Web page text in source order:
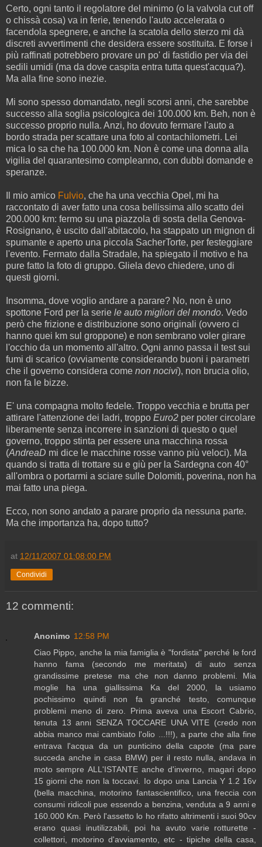
Certo, ogni tanto il regolatore del minimo (o la valvola cut off
o chissà cosa) va in ferie, tenendo l'auto accelerata o
facendola spegnere, e anche la scatola dello sterzo mi dà
discreti avvertimenti che desidera essere sostituita. E forse i
più raffinati potrebbero provare un po' di fastidio per via dei
sedili umidi (ma da dove caspita entra tutta quest'acqua?).
Ma alla fine sono inezie.
Mi sono spesso domandato, negli scorsi anni, che sarebbe
successo alla soglia psicologica dei 100.000 km. Beh, non è
successo proprio nulla. Anzi, ho dovuto fermare l'auto a
bordo strada per scattare una foto al contachilometri. Lei
mica lo sa che ha 100.000 km. Non è come una donna alla
vigilia del quarantesimo compleanno, con dubbi domande e
speranze.
Il mio amico Fulvio, che ha una vecchia Opel, mi ha
raccontato di aver fatto una cosa bellissima allo scatto dei
200.000 km: fermo su una piazzola di sosta della Genova-
Rosignano, è uscito dall'abitacolo, ha stappato un mignon di
spumante e aperto una piccola SacherTorte, per festeggiare
l'evento. Fermato dalla Stradale, ha spiegato il motivo e ha
pure fatto la foto di gruppo. Gliela devo chiedere, uno di
questi giorni.
Insomma, dove voglio andare a parare? No, non è uno
spottone Ford per la serie le auto migliori del mondo. Vedo
però che frizione e distribuzione sono originali (ovvero ci
hanno quei km sul groppone) e non sembrano voler girare
l'occhio da un momento all'altro. Ogni anno passa il test sui
fumi di scarico (ovviamente considerando buoni i parametri
che il governo considera come non nocivi), non brucia olio,
non fa le bizze.
E' una compagna molto fedele. Troppo vecchia e brutta per
attirare l'attenzione dei ladri, troppo Euro2 per poter circolare
liberamente senza incorrere in sanzioni di questo o quel
governo, troppo stinta per essere una macchina rossa
(AndreaD mi dice le macchine rosse vanno più veloci). Ma
quando si tratta di trottare su e giù per la Sardegna con 40°
all'ombra o portarmi a sciare sulle Dolomiti, poverina, non ha
mai fatto una piega.
Ecco, non sono andato a parare proprio da nessuna parte.
Ma che importanza ha, dopo tutto?
at 12/11/2007 01:08:00 PM
Condividi
12 commenti:
Anonimo 12:58 PM
Ciao Pippo, anche la mia famiglia è "fordista" perché le ford
hanno fama (secondo me meritata) di auto senza
grandissime pretese ma che non danno problemi. Mia
moglie ha una giallissima Ka del 2000, la usiamo
pochissimo quindi non fa granché testo, comunque
problemi meno di zero. Prima aveva una Escort Cabrio,
tenuta 13 anni SENZA TOCCARE UNA VITE (credo non
abbia manco mai cambiato l'olio ...!!!), a parte che alla fine
entrava l'acqua da un punticino della capote (ma pare
succeda anche in casa BMW) per il resto nulla, andava in
moto sempre ALL'ISTANTE anche d'inverno, magari dopo
15 giorni che non la toccavi. Io dopo una Lancia Y 1.2 16v
(bella macchina, motorino fantascientifico, una freccia con
consumi ridicoli pue essendo a benzina, venduta a 9 anni e
160.000 Km. Però l'assetto lo ho rifatto altrimenti i suoi 90cv
erano quasi inutilizzabili, poi ha avuto varie rotturette -
collettori, motorino d'avviamento, etc - tipiche della casa,